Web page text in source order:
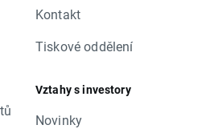
Kontakt
Tiskové oddělení
Vztahy s investory
Novinky